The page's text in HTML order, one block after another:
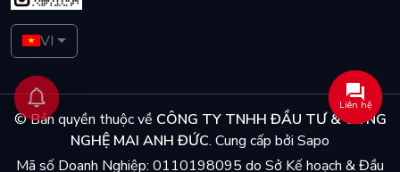
VI
© Bản quyền thuộc về CÔNG TY TNHH ĐẦU TƯ & CÔNG
NGHỆ MAI ANH ĐỨC. Cung cấp bởi Sapo
Mã số Doanh Nghiệp: 0110198095 do Sở Kế hoạch & Đầu
Liên hệ